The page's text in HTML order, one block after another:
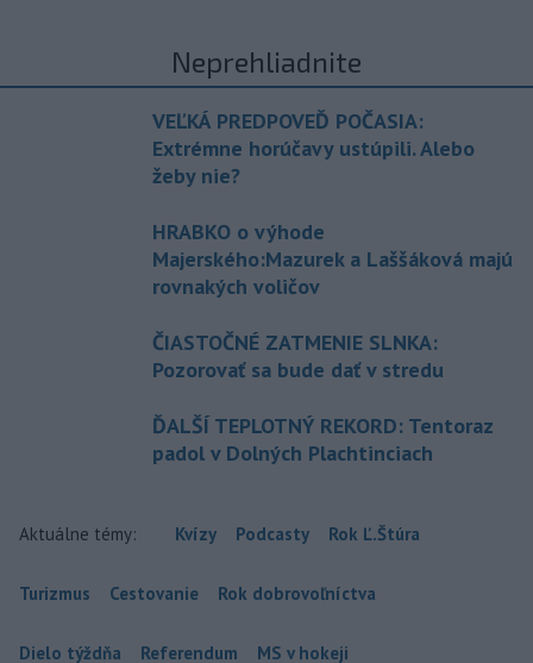
Neprehliadnite
VEĽKÁ PREDPOVEĎ POČASIA:
Extrémne horúčavy ustúpili. Alebo
žeby nie?
HRABKO o výhode
Majerského:Mazurek a Laššáková majú
rovnakých voličov
ČIASTOČNÉ ZATMENIE SLNKA:
Pozorovať sa bude dať v stredu
ĎALŠÍ TEPLOTNÝ REKORD: Tentoraz
padol v Dolných Plachtinciach
Aktuálne témy: Kvízy Podcasty Rok Ľ.Štúra
Turizmus Cestovanie Rok dobrovoľníctva
Dielo týždňa Referendum MS v hokeji